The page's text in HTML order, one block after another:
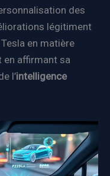
des
légitiment
en matière
en affirmant sa
l’intelligence